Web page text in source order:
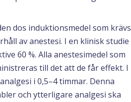
dos induktionsmedel som krävs
av anestesi. I en klinisk studie
60 %. Alla anestesimedel som
till det att de får effekt. I
i 0,5–4 timmar. Denna
och ytterligare analgesi ska